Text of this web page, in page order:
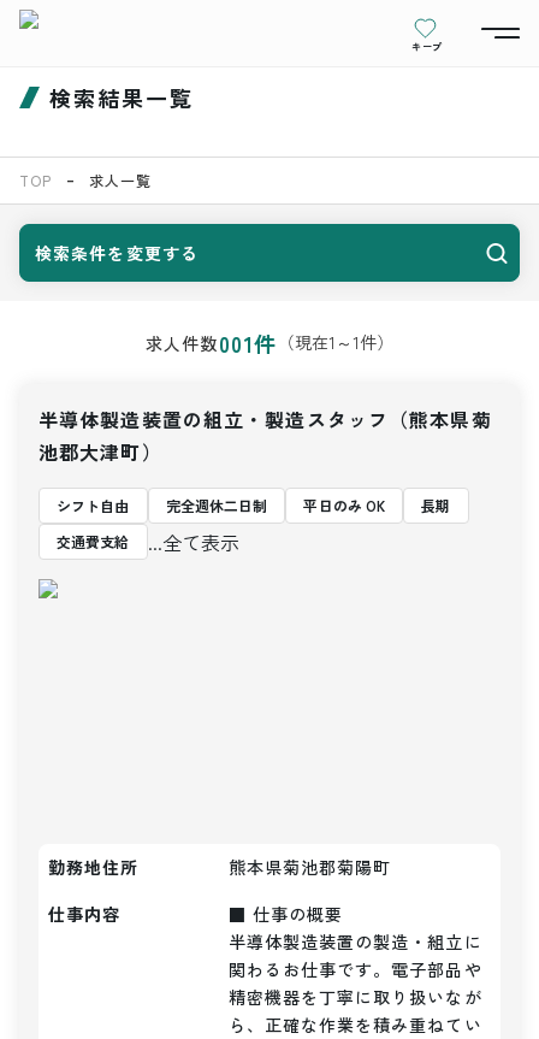
キープ
検索結果一覧
TOP 求人一覧
検索条件を変更する
求人件数001件 （現在1 ～1件）
半導体製造装置の組立・製造スタッフ（熊本県菊
池郡大津町）
シフト自由 完全週休二日制 平日のみ OK
長期
交通費支給
...全て表示
勤務地住所
熊本県菊池郡菊陽町
仕事内容
■ 仕事の概要
半導体製造装置の製造・組立に
関わるお仕事です。電子部品や
精密機器を丁寧に取り扱いなが
ら、正確な作業を積み重ねてい